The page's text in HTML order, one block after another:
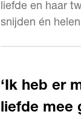
liefde en haar
snijden én
‘Ik heb er
liefde mee